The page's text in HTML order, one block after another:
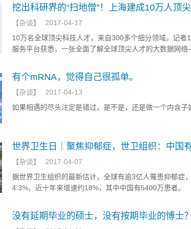
爱惜：“别看我们的实验室小，可是我们环境温馨呀。”
挖出科研界的“扫地僧”！上海建成10万人顶
【杂谈】
2017-04-17
10万名全球顶尖科技人才，来自300多个细分领域。记者
服务平台获悉，一张全面了解全球顶尖人才的大数据网
3.9万名全球顶尖专家、1.4万名华人顶尖专家和5万名本市
家在各自领域中的排名均为前千分之一。
有个mRNA，觉得自己很孤单。
【杂谈】
2017-04-13
如果相遇的尽头注定是错过，是不是，还是做一个内含子
世界卫生日｜聚焦抑郁症，世卫组织：中国
【杂谈】
2017-04-07
据世界卫生组织的最新估计，全球有逾3亿人罹患抑郁症
4.3%，近十年来增速约18%，其中中国有5400万患者。
没有延期毕业的硕士，没有按期毕业的博士？